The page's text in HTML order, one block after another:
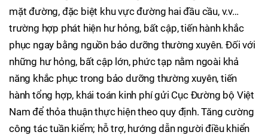
mặt đường, đặc biệt khu vực đường hai đầu cầu, v.v…
trường hợp phát hiện hư hỏng, bất cập, tiến hành khắc
phục ngay bằng nguồn bảo dưỡng thường xuyên. Đối với
những hư hỏng, bất cập lớn, phức tạp nằm ngoài khả
năng khắc phục trong bảo dưỡng thường xuyên, tiến
hành tổng hợp, khái toán kinh phí gửi Cục Đường bộ Việt
Nam để thỏa thuận thực hiện theo quy định. Tăng cường
công tác tuần kiểm; hỗ trợ, hướng dẫn người điều khiển